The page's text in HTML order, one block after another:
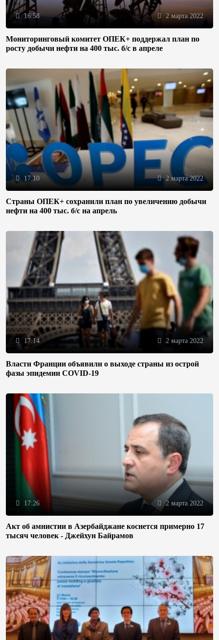
16:58 2 марта 2022
Мониторинговый комитет ОПЕК+ поддержал план по
росту добычи нефти на 400 тыс. б/с в апреле
17:10 2 марта 2022
Страны ОПЕК+ сохранили план по увеличению добычи
нефти на 400 тыс. б/с на апрель
17:14 2 марта 2022
Власти Франции объявили о выходе страны из острой
фазы эпидемии COVID-19
17:26 2 марта 2022
Акт об амнистии в Азербайджане коснется примерно 17
тысяч человек - Джейхун Байрамов